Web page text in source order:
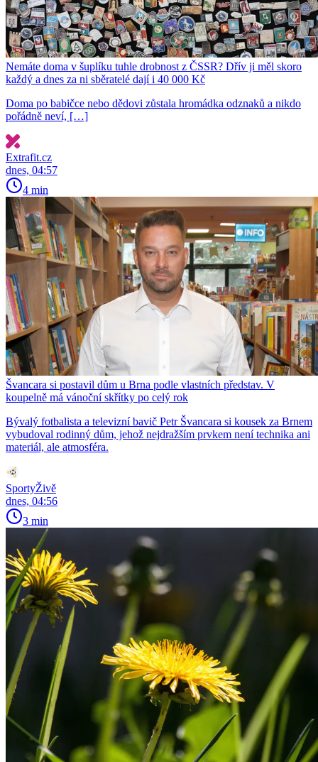
Nemáte doma v šuplíku tuhle drobnost z ČSSR? Dřív ji měl skoro
každý a dnes za ni sběratelé dají i 40 000 Kč
Doma po babičce nebo dědovi zůstala hromádka odznaků a nikdo
pořádně neví, […]
Extrafit.cz
dnes, 04:57
4 min
Švancara si postavil dům u Brna podle vlastních představ. V
koupelně má vánoční skřítky po celý rok
Bývalý fotbalista a televizní bavič Petr Švancara si kousek za Brnem
vybudoval rodinný dům, jehož nejdražším prvkem není technika ani
materiál, ale atmosféra.
SportyŽivě
dnes, 04:56
3 min